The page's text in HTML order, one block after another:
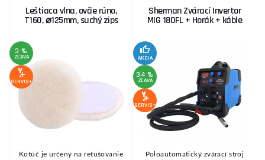
Leštiaca vlna, ovčie rúno,
T160, ⌀125mm, suchý zips
3 %
ZĽAVA
SERVIS+
Kotúč je určený na retušovanie
Sherman Zvárací Invertor
MIG 180FL + Horák + káble
AKCIA
34 %
ZĽAVA
SERVIS+
Poloautomatický zvárací stroj